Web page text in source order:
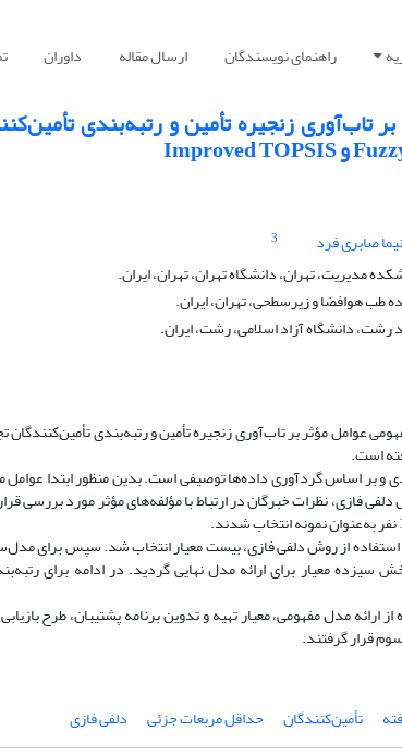
راهنمای نویسندگان ارسال مقاله داوران
زنجیره تأمین و رتبه‌بندی
نیما صابری فرد
3
مدیریت، تهران، دانشگاه تهران، تهران، ایران.
ﻃﺐ هواﻓﻀﺎ و زیرسطحی، تهران، اﻳﺮان.
دانشگاه آزاد اسلامی، رشت، ایران.
عوامل مؤثر بر تاب‌آوری زنجیره تأمین و رتبه‌بندی تأمین‌کنندگان
است.
اساس گردآوری داده‌ها توصیفی است. بدین منظور ابتدا عوامل
فازی، نظرات خبرگان در ارتباط با مؤلفه‌های مؤثر مورد
استفاده از روش دلفی فازی، بیست معیار انتخاب شد. سپس برای
معیار برای ارائه مدل نهایی گردید. در ادامه برای
ارائه مدل مفهومی، معیار تهیه و تدوین برنامه پشتیبان، طرح
قرار گرفتند.
تأمین‌کنندگان حداقل مربعات جزئی دلفی فازی